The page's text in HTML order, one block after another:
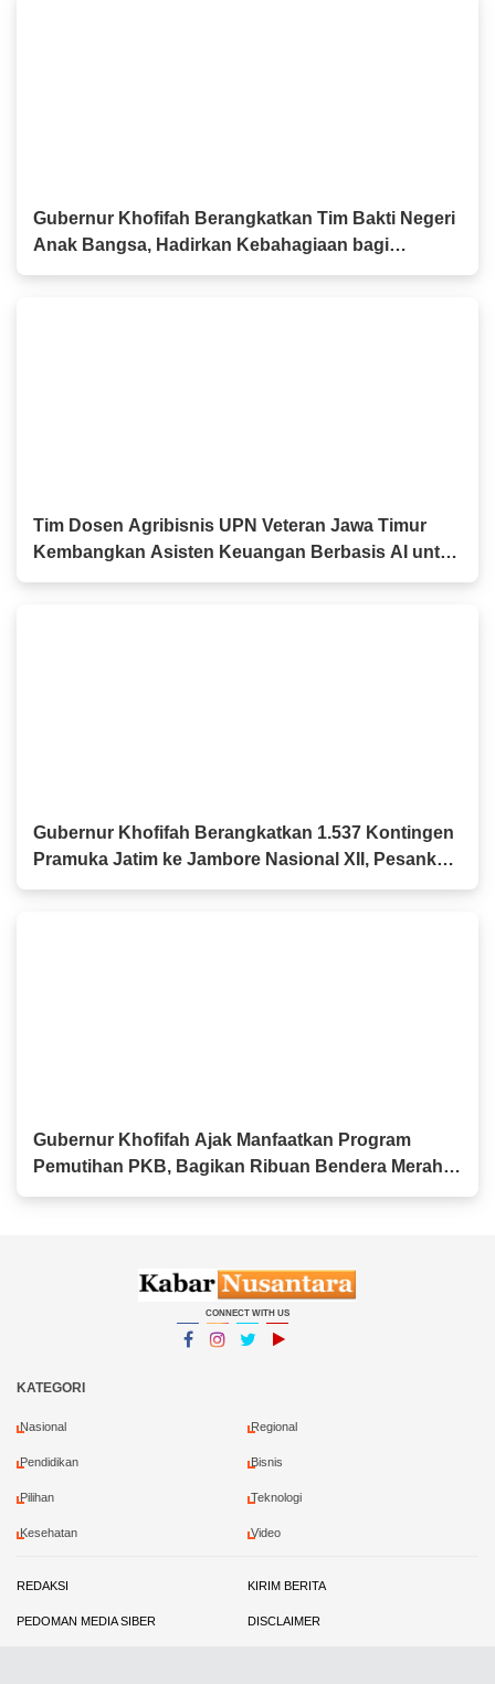
Gubernur Khofifah Berangkatkan Tim Bakti Negeri
Anak Bangsa, Hadirkan Kebahagiaan bagi
Keluarga Pahlawan dan Perintis Kemerdekaan
Tim Dosen Agribisnis UPN Veteran Jawa Timur
Kembangkan Asisten Keuangan Berbasis AI untuk
Kelompok Tani dan UMKM
Gubernur Khofifah Berangkatkan 1.537 Kontingen
Pramuka Jatim ke Jambore Nasional XII, Pesankan
Semangat Persaudaraan
Gubernur Khofifah Ajak Manfaatkan Program
Pemutihan PKB, Bagikan Ribuan Bendera Merah
Putih dan Sembako kepada Ojol Malang
CONNECT WITH US
KATEGORI
Nasional Regional
Pendidikan Bisnis
Pilihan Teknologi
Kesehatan Video
REDAKSI KIRIM BERITA
PEDOMAN MEDIA SIBER DISCLAIMER